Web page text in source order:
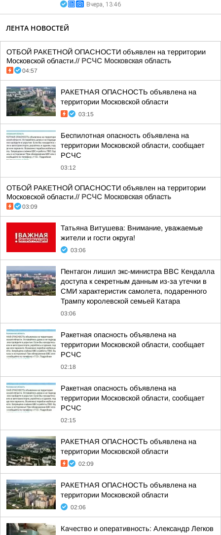
Вчера, 13:46
ЛЕНТА НОВОСТЕЙ
ОТБОЙ РАКЕТНОЙ ОПАСНОСТИ объявлен на территории
Московской области.// РСЧС Московская область
04:57
РАКЕТНАЯ ОПАСНОСТЬ объявлена на
территории Московской области
03:15
Беспилотная опасность объявлена на
территории Московской области, сообщает
РСЧС
03:12
ОТБОЙ РАКЕТНОЙ ОПАСНОСТИ объявлен на территории
Московской области.// РСЧС Московская область
03:09
Татьяна Витушева: Внимание, уважаемые
жители и гости округа!
03:06
Пентагон лишил экс-министра ВВС Кендалла
доступа к секретным данным из-за утечки в
СМИ характеристик самолета, подаренного
Трампу королевской семьей Катара
03:06
Ракетная опасность объявлена на
территории Московской области, сообщает
РСЧС
02:18
Ракетная опасность объявлена на
территории Московской области, сообщает
РСЧС
02:15
РАКЕТНАЯ ОПАСНОСТЬ объявлена на
территории Московской области
02:09
РАКЕТНАЯ ОПАСНОСТЬ объявлена на
территории Московской области
02:06
Качество и оперативность: Александр Легков